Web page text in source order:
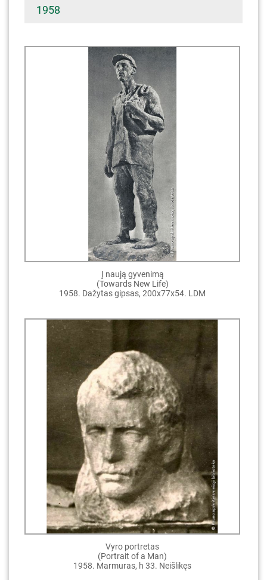
1958
Į naują gyvenimą
(Towards New Life)
1958. Dažytas gipsas, 200x77x54. LDM
Vyro portretas
(Portrait of a Man)
1958. Marmuras, h 33. Neišlikęs